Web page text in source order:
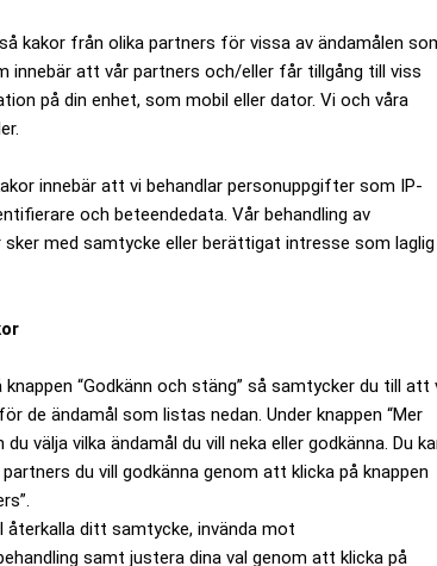
kakor från olika partners för vissa av ändamålen
innebär att vår partners och/eller får tillgång till viss
på din enhet, som mobil eller dator. Vi och våra
innebär att vi behandlar personuppgifter som IP-
och beteendedata. Vår behandling av
med samtycke eller berättigat intresse som laglig
knappen “Godkänn och stäng” så samtycker du till att
de ändamål som listas nedan. Under knappen “Mer
välja vilka ändamål du vill neka eller godkänna. Du
du vill godkänna genom att klicka på knappen
återkalla ditt samtycke, invända mot
samt justera dina val genom att klicka på